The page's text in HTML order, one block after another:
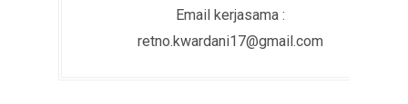
Email kerjasama :
retno.kwardani17@gmail.com